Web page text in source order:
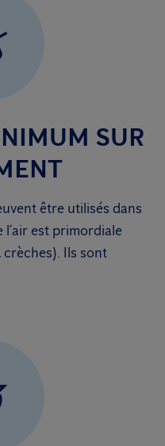
SUR
être utilisés dans
est primordiale
crèches). Ils sont